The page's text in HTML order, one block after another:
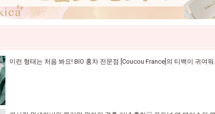
이런 형태는 처음 봐요! BIO 홍차 전문점 [Coucou France]의 티백이 귀여